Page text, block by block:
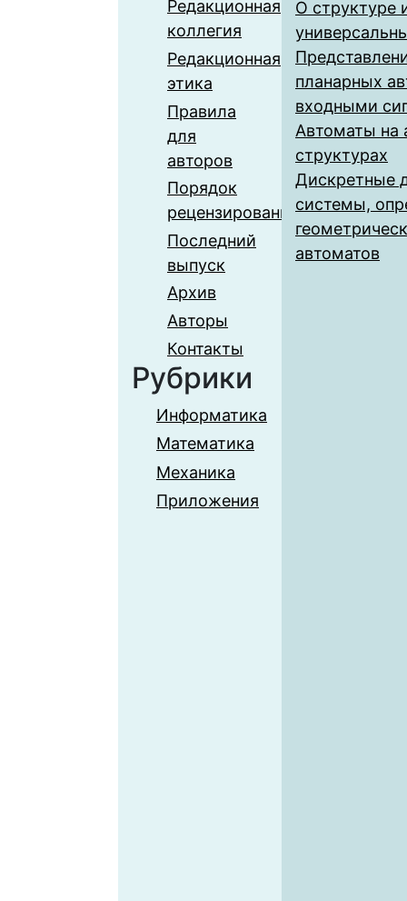
Редакционная
коллегия
Редакционная
этика
Правила
для
авторов
Порядок
рецензирования
Последний
выпуск
Архив
Авторы
Контакты
Рубрики
Информатика
Математика
Механика
Приложения
О структуре
планарных
входными
Автоматы на
структурах
Дискретные
системы,
автоматов